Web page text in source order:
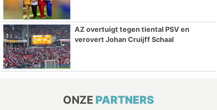
AZ overtuigt tegen tiental PSV en
verovert Johan Cruijff Schaal
ONZE PARTNERS